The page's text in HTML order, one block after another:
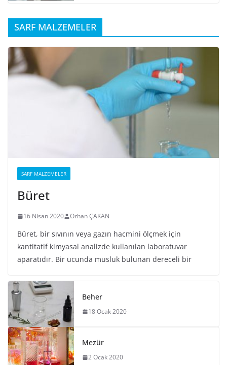
SARF MALZEMELER
SARF MALZEMELER
Büret
16 Nisan 2020 Orhan ÇAKAN
Büret, bir sıvının veya gazın hacmini ölçmek için
kantitatif kimyasal analizde kullanılan laboratuvar
aparatıdır. Bir ucunda musluk bulunan dereceli bir
Beher
18 Ocak 2020
Mezür
2 Ocak 2020